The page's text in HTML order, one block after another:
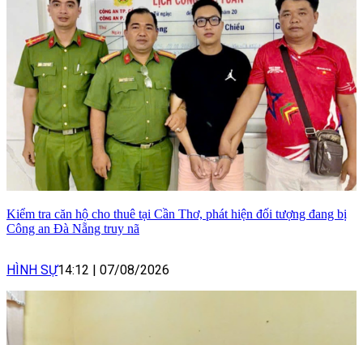
Kiểm tra căn hộ cho thuê tại Cần Thơ, phát hiện đối tượng đang bị
Công an Đà Nẵng truy nã
HÌNH SỰ14:12 | 07/08/2026